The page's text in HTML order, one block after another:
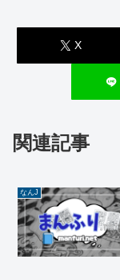
X
関連記事
なんJ